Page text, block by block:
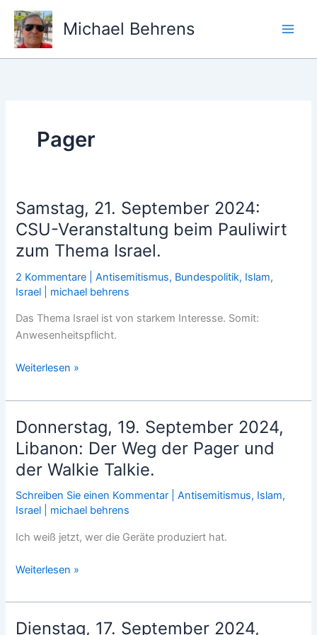
Zum
Inhalt
springen
Michael Behrens
Pager
Samstag, 21. September 2024:
CSU-Veranstaltung beim Pauliwirt
zum Thema Israel.
2 Kommentare |Antisemitismus, Bundespolitik, Islam,
Israel
michael behrens
Das Thema Israel ist von starkem Interesse. Somit:
Anwesenheitspflicht.
Samstag,
September
2024:
CSU-
Veranstaltung
beim
zum
Thema
Israel.
Weiterlesen »
Donnerstag, 19. September 2024,
Libanon: Der Weg der Pager und
der Walkie Talkie.
Schreiben Sie einen Kommentar |Antisemitismus, Islam,
Israel
michael behrens
Ich weiß jetzt, wer die Geräte produziert hat.
Donnerstag,
September
2024,
Weiterlesen »
Dienstag, 17. September 2024,